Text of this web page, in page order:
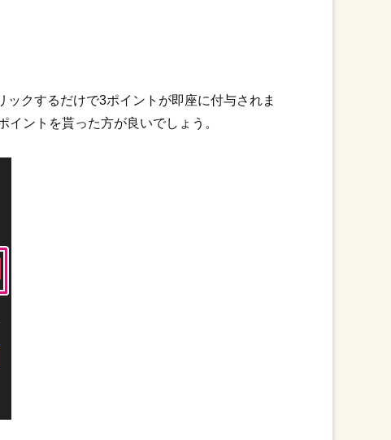
クするだけで3ポイントが即座に付与されま
ントを貰った方が良いでしょう。